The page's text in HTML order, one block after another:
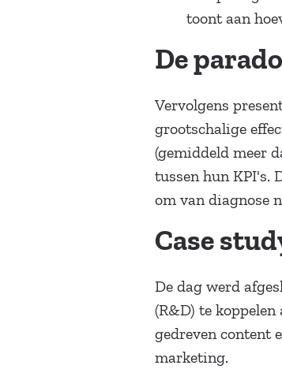
toont aan
De
Vervolgens
grootschalige
(gemiddeld meer
tussen hun KPI's.
om van diagnose
Case
De dag werd
(R&D) te
gedreven content
marketing.